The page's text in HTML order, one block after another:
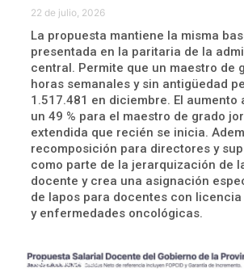
22 de julio, 2026
La propuesta mantiene la misma
presentada en la paritaria de la
central. Permite que un maestro de
horas semanales y sin antigüedad
1.517.481 en diciembre. El aumento
un 49 % para el maestro de grado
extendida que recién se inicia.
recomposición para directores y
como parte de la jerarquización de
docente y crea una asignación
de Iapos para docentes con
y enfermedades oncológicas.
PROVINCIALES